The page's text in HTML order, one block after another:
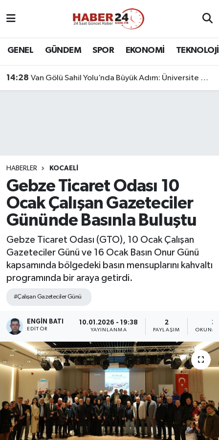
GENEL GÜNDEM SPOR EKONOMİ TEKNOLOJİ
14:28 Van Gölü Sahil Yolu’nda Büyük Adım: Üniversite Bağlantı Etabı Tamamlandı
HABERLER KOCAELİ
Gebze Ticaret Odası 10
Ocak Çalışan Gazeteciler
Gününde Basınla Buluştu
Gebze Ticaret Odası (GTO), 10 Ocak Çalışan
Gazeteciler Günü ve 16 Ocak Basın Onur Günü
kapsamında bölgedeki basın mensuplarını kahvaltı
programında bir araya getirdi.
#Çalışan Gazeteciler Günü
ENGIN BATI
EDITÖR
10.01.2026 - 19:38
YAYINLANMA
2
PAYLAŞIM
3
Nöbetçi Eczaneler
Son Dakika Haberleri
Haber Arşivi